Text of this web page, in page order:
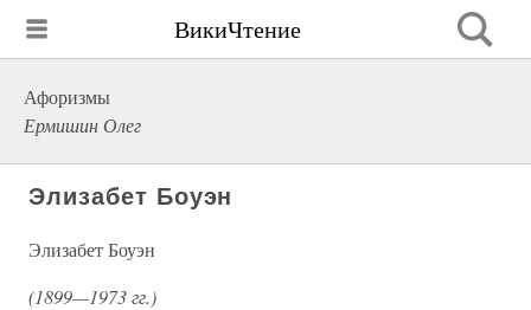
ВикиЧтение
Афоризмы
Ермишин Олег
Элизабет Боуэн
Элизабет Боуэн
(1899—1973 гг.)